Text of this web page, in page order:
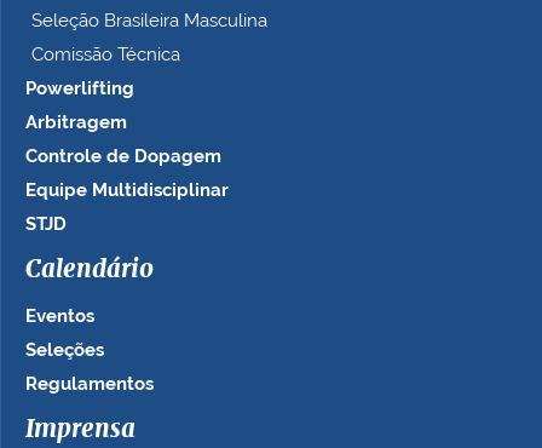
Seleção Brasileira Masculina
Comissão Técnica
Powerlifting
Arbitragem
Controle de Dopagem
Equipe Multidisciplinar
STJD
Calendário
Eventos
Seleções
Regulamentos
Imprensa